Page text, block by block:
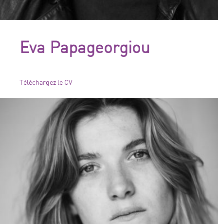
Eva Papageorgiou
Téléchargez le CV